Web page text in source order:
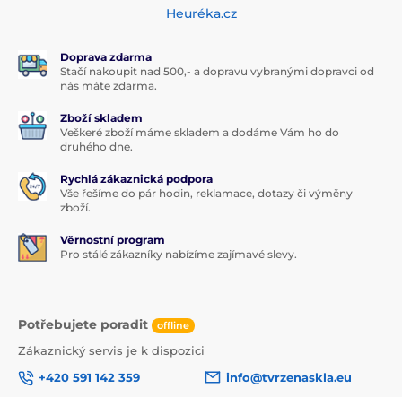
Heuréka.cz
Doprava zdarma
Stačí nakoupit nad 500,- a dopravu vybranými dopravci od
nás máte zdarma.
Zboží skladem
Veškeré zboží máme skladem a dodáme Vám ho do
druhého dne.
Rychlá zákaznická podpora
Vše řešíme do pár hodin, reklamace, dotazy či výměny
zboží.
Věrnostní program
Pro stálé zákazníky nabízíme zajímavé slevy.
Potřebujete poradit offline
Zákaznický servis je k dispozici
+420 591 142 359
info@tvrzenaskla.eu